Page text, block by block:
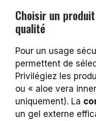
Choisir un
qualité
Pour un usage
permettent de
Privilégiez les
ou « aloe vera
uniquement). La
un gel externe